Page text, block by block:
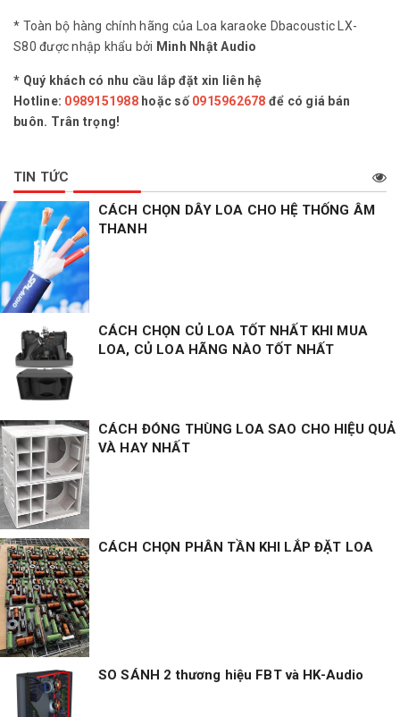
* Toàn bộ hàng chính hãng của Loa karaoke Dbacoustic LX-
S80 được nhập khẩu bởi Minh Nhật Audio
* Quý khách có nhu cầu lắp đặt xin liên hệ
Hotline: 0989151988hoặc số 0915962678 để có giá bán
buôn. Trân trọng!
TIN TỨC
CÁCH CHỌN DÂY LOA CHO HỆ THỐNG ÂM
THANH
CÁCH CHỌN CỦ LOA TỐT NHẤT KHI MUA
LOA, CỦ LOA HÃNG NÀO TỐT NHẤT
CÁCH ĐÓNG THÙNG LOA SAO CHO HIỆU QUẢ
VÀ HAY NHẤT
CÁCH CHỌN PHÂN TẦN KHI LẮP ĐẶT LOA
SO SÁNH 2 thương hiệu FBT và HK-Audio